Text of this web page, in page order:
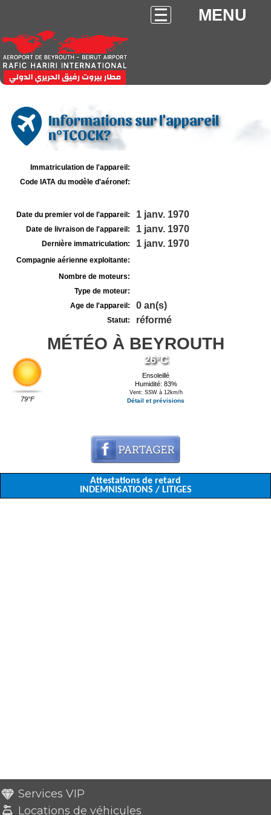
MENU
Informations sur l'appareil
n°TCOCK?
Immatriculation de l'appareil:
Code IATA du modèle d'aéronef:
Date du premier vol de l'appareil: 1 janv. 1970
Date de livraison de l'appareil: 1 janv. 1970
Dernière immatriculation: 1 janv. 1970
Compagnie aérienne exploitante:
Nombre de moteurs:
Type de moteur:
Age de l'appareil:
0 an(s)
Statut: réformé
MÉTÉO À BEYROUTH
79°F
26°C
Ensoleillé
Humidité: 83%
Vent: SSW à 12km/h
Détail et prévisions
Attestations de retard
INDEMNISATIONS / LITIGES
Services VIP
Locations de véhicules